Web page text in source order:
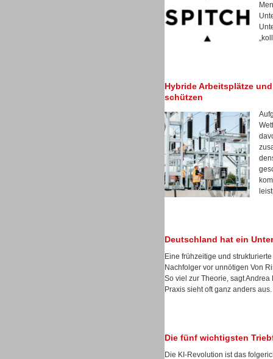
Hybride Arbeitsplätze
schützen
Deutschland hat ein
Eine frühzeitige und
Nachfolger vor unnötigen Von
So viel zur Theorie, sagt
Praxis sieht oft ganz anders aus.
Die fünf wichtigsten
Die KI-Revolution ist das